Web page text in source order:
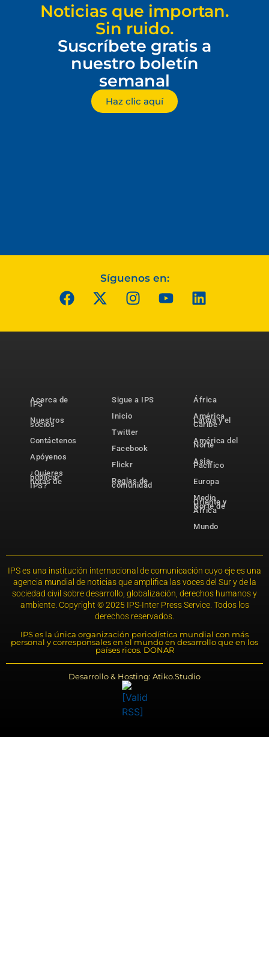
Noticias que importan.
Sin ruido.
Suscríbete gratis a
nuestro boletín
semanal
Haz clic aquí
Síguenos en:
Acerca de
IPS
Nuestros
socios
Contáctenos
Apóyenos
¿Quieres
publicar
notas de
IPS?
Sigue a IPS
Inicio
Twitter
Facebook
Flickr
Reglas de
comunidad
África
América
Latina y el
Caribe
América del
Norte
Asia-
Pacífico
Europa
Medio
Oriente y
Norte de
África
Mundo
IPS es una institución internacional de comunicación cuyo eje es una
agencia mundial de noticias que amplifica las voces del Sur y de la
sociedad civil sobre desarrollo, globalización, derechos humanos y
ambiente. Copyright © 2025 IPS-Inter Press Service. Todos los
derechos reservados.
IPS es la única organización periodística mundial con más
personal y corresponsales en el mundo en desarrollo que en los
países ricos. DONAR
Desarrollo & Hosting: Atiko.Studio